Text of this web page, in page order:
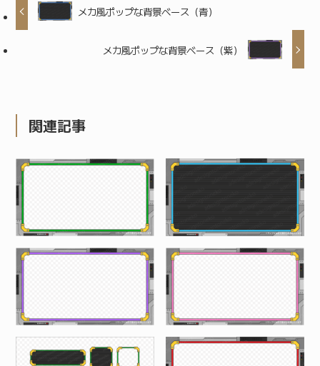
メカ風ポップな背景ベース（青）
メカ風ポップな背景ベース（紫）
関連記事